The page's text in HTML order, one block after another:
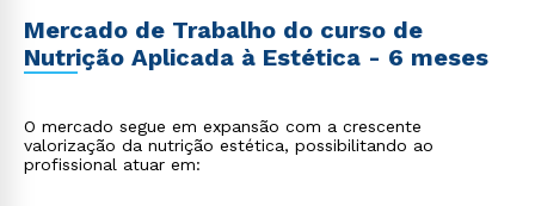
Mercado de Trabalho do curso de
Nutrição Aplicada à Estética - 6 meses
O mercado segue em expansão com a crescente
valorização da nutrição estética, possibilitando ao
profissional atuar em: